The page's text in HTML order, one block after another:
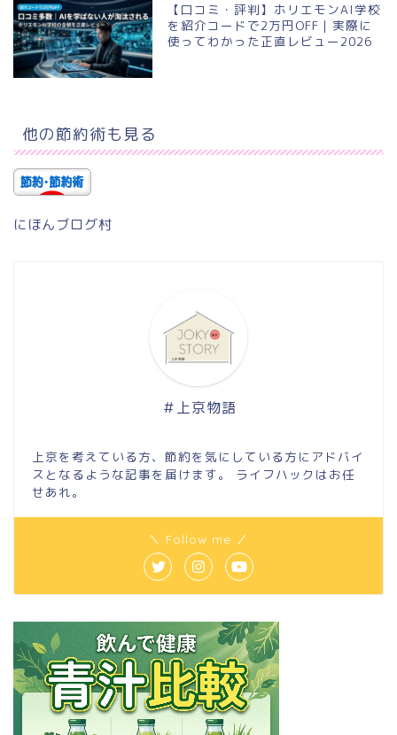
【口コミ・評判】ホリエモンAI学校
を紹介コードで2万円OFF｜実際に
使ってわかった正直レビュー2026
他の節約術も見る
にほんブログ村
＃上京物語
上京を考えている方、節約を気にしている方にアドバイ
スとなるような記事を届けます。 ライフハックはお任
せあれ。
＼ Follow me ／